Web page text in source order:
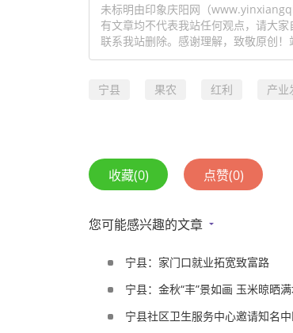
未标明由印象庆阳网（
有文章均不代表我站任何观点，请大
联系我站删除。感谢理解，致敬原创
宁县 果农 红利 产业
收藏(0) 点赞(0)
您可能感兴趣的文章
宁县：家门口就业拓宽致富路
宁县：金秋“丰”景如画 玉米晾晒满
宁县社区卫生服务中心邀请知名